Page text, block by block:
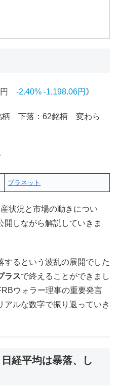
円 -2.40% -1,198.06円 》
柄 下落：62銘柄 変わら
プラネット
状況と市場の動きについ
開しながら解説していきま
するという波乱の展開でした
ラスで終えることができまし
ウォラー理事の重要発言
アルな数字で振り返っていき
経平均は暴落、し